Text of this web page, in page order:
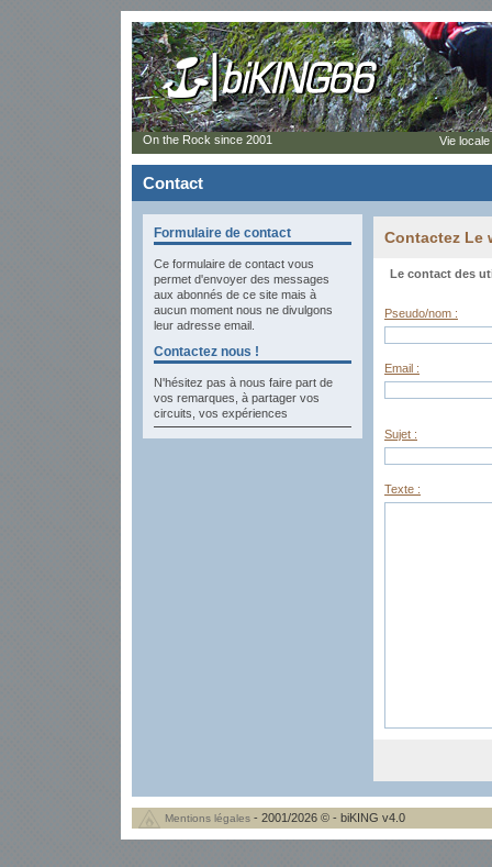
Contact
Formulaire de contact
Ce formulaire de contact vous
permet d'envoyer des messages
aux abonnés de ce site mais à
aucun moment nous ne divulgons
leur adresse email.
Contactez nous !
N'hésitez pas à nous faire part de
vos remarques, à partager vos
circuits, vos expériences
Contactez Le
Le contact des
Pseudo/nom :
Email :
Sujet :
Texte :
On the Rock since 2001 Vie
Mentions légales - 2001/2026 © - biKING v4.0